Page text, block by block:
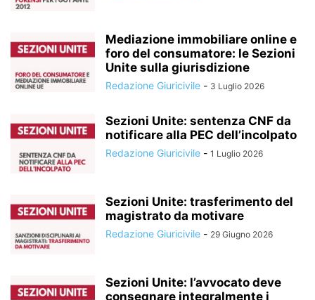
Mediazione immobiliare online e
foro del consumatore: le Sezioni
Unite sulla giurisdizione
Redazione Giuricivile - 3 Luglio 2026
Sezioni Unite: sentenza CNF da
notificare alla PEC dell’incolpato
Redazione Giuricivile - 1 Luglio 2026
Sezioni Unite: trasferimento del
magistrato da motivare
Redazione Giuricivile - 29 Giugno 2026
Sezioni Unite: l’avvocato deve
consegnare integralmente i